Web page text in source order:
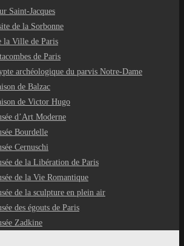
Saint-Jacques
de la Sorbonne
la Ville de Paris
de Paris
archéologique du parvis Notre-Dame
de Balzac
de Victor Hugo
d’Art Moderne
Bourdelle
Cernuschi
de la Libération de Paris
de la Vie Romantique
de la sculpture en plein air
des égouts de Paris
Zadkine